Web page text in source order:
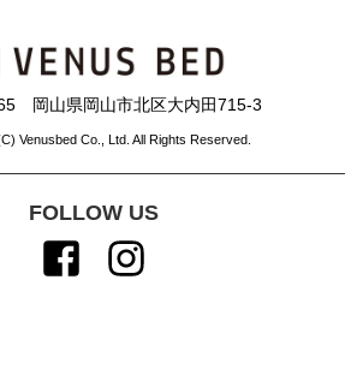
岡山県岡山市北区大内田715-3
Venusbed Co., Ltd. All Rights Reserved.
FOLLOW US